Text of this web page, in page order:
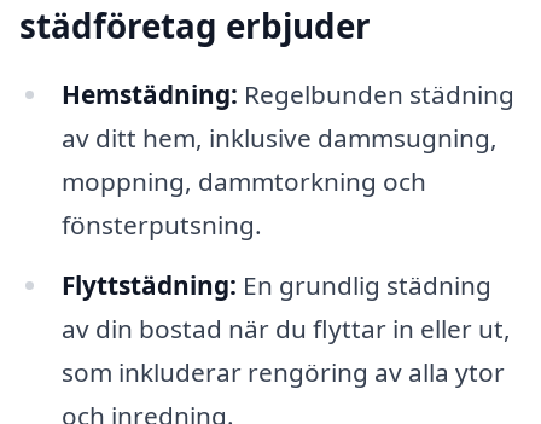
städföretag erbjuder
Hemstädning: Regelbunden städning
av ditt hem, inklusive dammsugning,
moppning, dammtorkning och
fönsterputsning.
Flyttstädning: En grundlig städning
av din bostad när du flyttar in eller ut,
som inkluderar rengöring av alla ytor
och inredning.